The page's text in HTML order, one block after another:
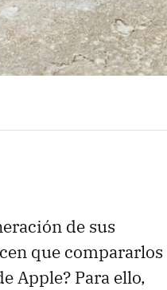
de sus
que compararlos
Apple? Para ello,